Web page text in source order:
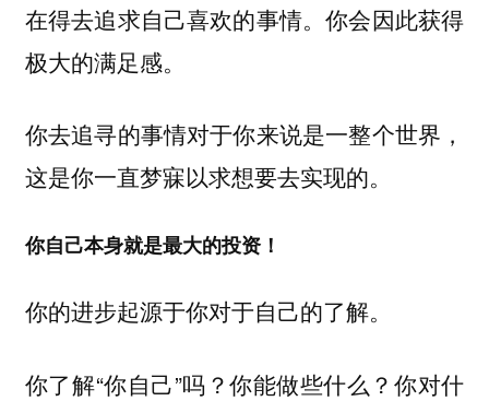
在得去追求自己喜欢的事情。你会因此获得
极大的满足感。
你去追寻的事情对于你来说是一整个世界，
这是你一直梦寐以求想要去实现的。
你自己本身就是最大的投资！
你的进步起源于你对于自己的了解。
你了解“你自己”吗？你能做些什么？你对什